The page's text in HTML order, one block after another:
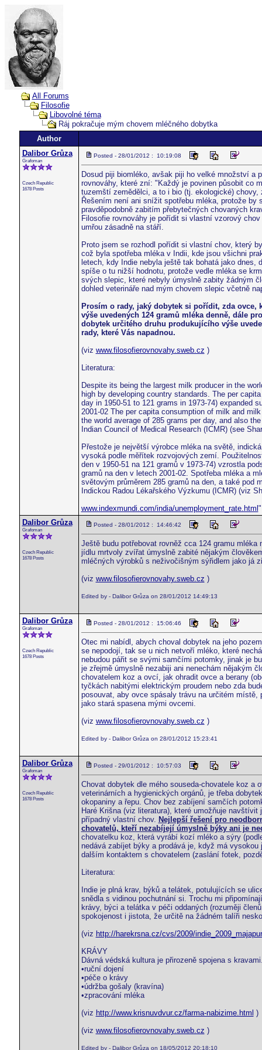
All Forums
Filosofie
Libovolné téma
Ráj pokračuje mým chovem mléčného dobytka
Author
Dalibor Grůza
Grafoman
Czech Republic
1678 Posts
Posted - 28/01/2012 : 10:19:08
Dosud piji biomléko, avšak piji ho velké množství a
rovnováhy, které zní: "Každý je povinen působit co
tuzemští zemědělci, a to i bio (tj. ekologické)
Řešením není ani snížit spotřebu mléka, protože
pravděpodobně zabitím přebytečných chovaných
Filosofie rovnováhy je pořídit si vlastní vzorový
umřou zásadně na stáří.
Proto jsem se rozhodl pořídit si vlastní chov, který
což byla spotřeba mléka v Indii, kde jsou všichni
letech, kdy Indie nebyla ještě tak bohatá jako dnes,
spíše o tu nižší hodnotu, protože vedle mléka se
svých slepic, které nebyly úmyslně zabity žádným
dohled veterináře nad mým chovem slepic včetně
Prosím o rady, jaký dobytek si pořídit, zda
výše uvedených 124 gramů mléka denně, dále
dobytek určitého druhu produkujícího výše
rady, které Vás napadnou.
(viz www.filosofierovnovahy.sweb.cz )
Literatura:
Despite its being the largest milk producer in the
high by developing country standards. The per
day in 1950-51 to 121 grams in 1973-74) expanded
2001-02 The per capita consumption of milk and
the world average of 285 grams per day, and also
Indian Council of Medical Research (ICMR) (see
Přestože je největší výrobce mléka na světě,
vysoká podle měřítek rozvojových zemí.
den v 1950-51 na 121 gramů v 1973-74) vzrostla
gramů na den v letech 2001-02. Spotřeba mléka a
světovým průměrem 285 gramů na den, a také pod
Indickou Radou Lékařského Výzkumu (ICMR) (viz
www.indexmundi.com/india/unemployment_rate.html
Dalibor Grůza
Grafoman
Czech Republic
1678 Posts
Posted - 28/01/2012 : 14:46:42
Ještě budu potřebovat rovněž cca 124 gramu
jídlu mrtvoly zvířat úmyslně zabité nějakým
mléčných výrobků s neživočišným sýřidlem jako já
(viz www.filosofierovnovahy.sweb.cz )
Edited by - Dalibor Grůza on 28/01/2012 14:49:13
Dalibor Grůza
Grafoman
Czech Republic
1678 Posts
Posted - 28/01/2012 : 15:06:46
Otec mi nabídl, abych choval dobytek na jeho
se nepodojí, tak se u nich netvoří mléko, které
nebudou pářit se svými samčími potomky, jinak je
je zřejmě úmyslně nezabiji ani nenechám nějakým
chovatelem koz a ovcí, jak ohradit ovce a berany
tyčkách nabitými elektrickým proudem nebo zda
posouvat, aby ovce spásaly trávu na určitém
jako stará spasena mými ovcemi.
(viz www.filosofierovnovahy.sweb.cz )
Edited by - Dalibor Grůza on 28/01/2012 15:23:41
Dalibor Grůza
Grafoman
Czech Republic
1678 Posts
Posted - 29/01/2012 : 10:57:03
Chovat dobytek dle mého souseda-chovatele koz a
veterinárních a hygienických orgánů, je třeba
okopaniny a řepu. Chov bez zabíjení samčích
Haré Krišna (viz literatura), které umožňuje
případný vlastní chov. Nejlepší řešení pro
chovatelů, kteří nezabíjejí úmyslně býky ani je
chovatelku koz, která vyrábí kozí mléko a sýry
nedává zabíjet býky a prodává je, když má
dalším kontaktem s chovatelem (zaslání fotek,
Literatura:
Indie je plná krav, býků a telátek, potulujících se
snědla s vidinou pochutnání si. Trochu mi
krávy, býci a telátka v péči oddaných (rozuměji
spokojenost i jistota, že určitě na žádném talíři
(viz http://harekrsna.cz/cvs/2009/indie_2009_majapur
KRÁVY
Dávná védská kultura je přirozeně spojena s
•ruční dojení
•péče o krávy
•údržba gošaly (kravína)
•zpracování mléka
(viz http://www.krisnuvdvur.cz/farma-nabizime.html )
(viz www.filosofierovnovahy.sweb.cz )
Edited by - Dalibor Grůza on 18/05/2012 20:18:10